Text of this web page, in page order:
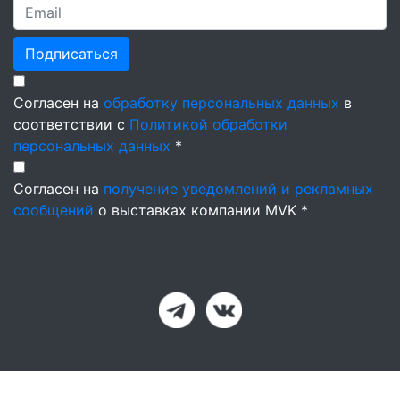
Подписаться
Согласен на обработку персональных данных в
соответствии с Политикой обработки
персональных данных *
Согласен на получение уведомлений и рекламных
сообщений о выставках компании MVK *